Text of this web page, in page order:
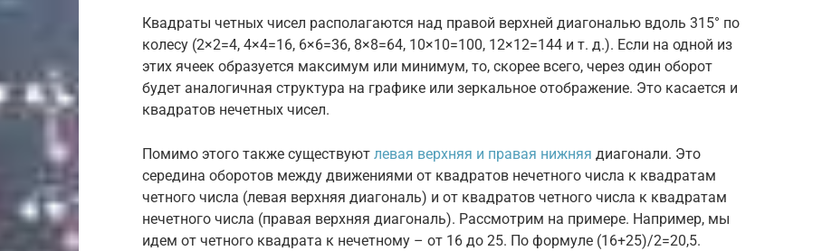
Квадраты четных чисел располагаются над правой верхней диагональю вдоль 315° по
колесу (2×2=4, 4×4=16, 6×6=36, 8×8=64, 10×10=100, 12×12=144 и т. д.). Если на одной из
этих ячеек образуется максимум или минимум, то, скорее всего, через один оборот
будет аналогичная структура на графике или зеркальное отображение. Это касается и
квадратов нечетных чисел.
Помимо этого также существуют левая верхняя и правая нижняя диагонали. Это
середина оборотов между движениями от квадратов нечетного числа к квадратам
четного числа (левая верхняя диагональ) и от квадратов четного числа к квадратам
нечетного числа (правая верхняя диагональ). Рассмотрим на примере. Например, мы
идем от четного квадрата к нечетному – от 16 до 25. По формуле (16+25)/2=20,5.